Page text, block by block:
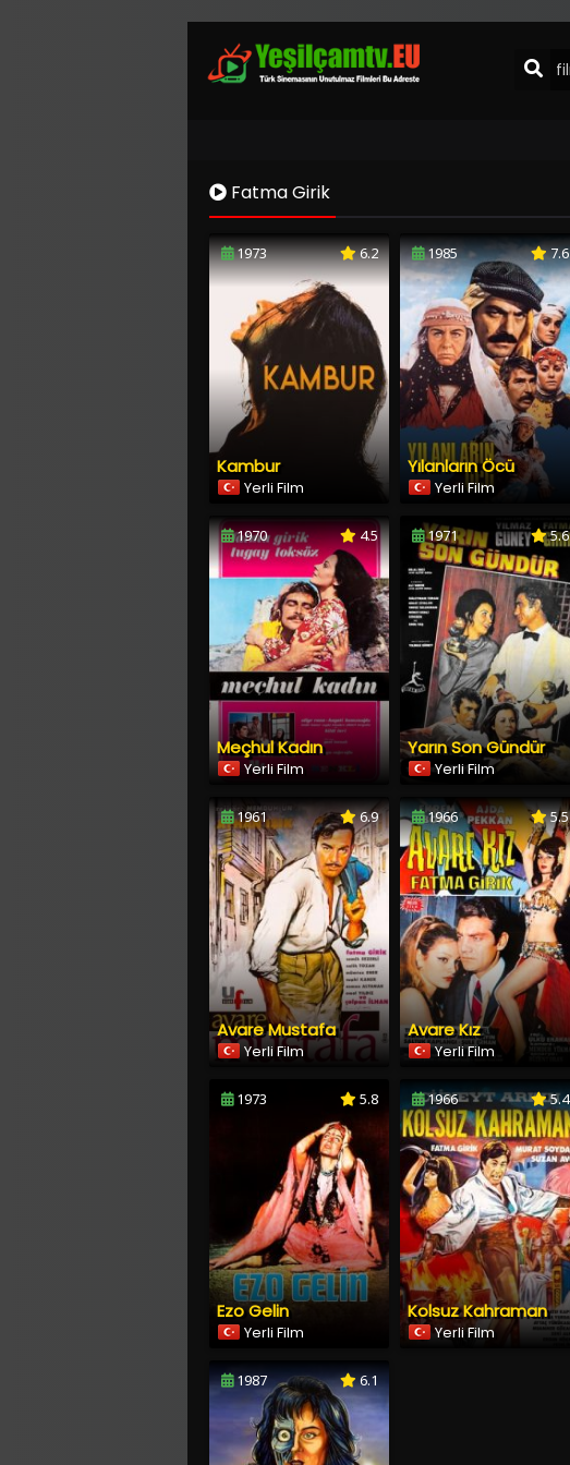
Fatma Girik
1973 6.2
Kambur
Yerli Film
1985 7.6
Yılanların Öcü
Yerli Film
1970 4.5
Meçhul Kadın
Yerli Film
1971 5.6
Yarın Son Gündür
Yerli Film
1961 6.9
Avare Mustafa
Yerli Film
1966 5.5
Avare Kız
Yerli Film
1973 5.8
Ezo Gelin
Yerli Film
1966 5.4
Kolsuz Kahraman
Yerli Film
1987 6.1